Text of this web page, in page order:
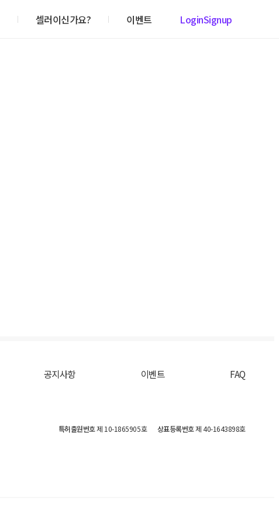
셀러이신가요? 이벤트 LoginSignup
공지사항 이벤트 FAQ
특허출원번호제 10-1865905호 상표등록번호제 40-1643898호